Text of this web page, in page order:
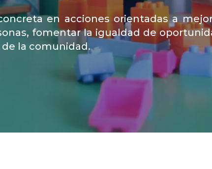
en acciones orientadas a
fomentar la igualdad de
la comunidad.